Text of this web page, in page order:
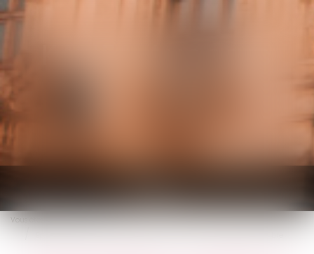
KALIFA Avocats
Ouvrir
le
menu
Vous êtes ici :Accueil